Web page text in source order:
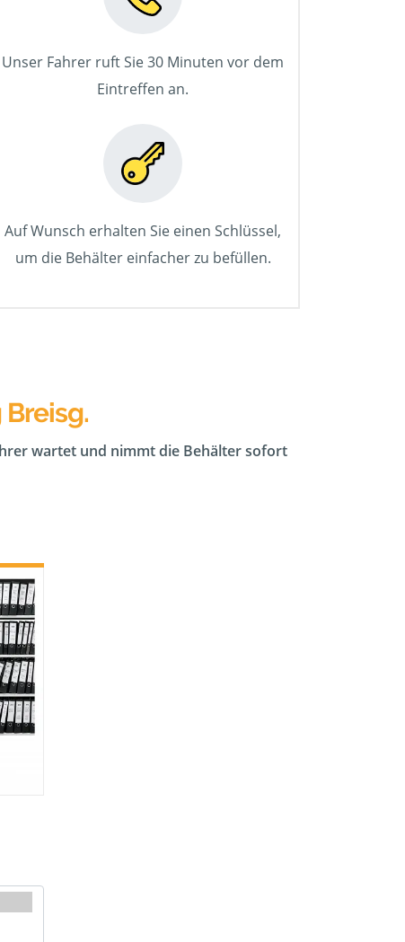
Unser Fahrer ruft Sie 30 Minuten vor dem
Eintreffen an.
Auf Wunsch erhalten Sie einen Schlüssel,
um die Behälter einfacher zu befüllen.
wartet und nimmt die Behälter sofort